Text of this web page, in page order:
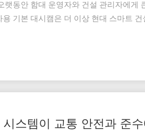
랫동안 함대 운영자와 건설 관리자에게
기본 대시캠은 더 이상 현대 스마트
메라 시스템✅글로벌 위치 시스템
스템이 교통 안전과 준